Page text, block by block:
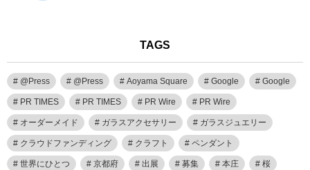
TAGS
@Press @Press Aoyama Square Google Google
PR TIMES PR TIMES PR Wire PR Wire
オーダーメイド ガラスアクセサリー ガラスジュエリー
クラウドファンディング クラフト ペンダント
世界にひとつ 京都府 出展 募集 本庄 桜